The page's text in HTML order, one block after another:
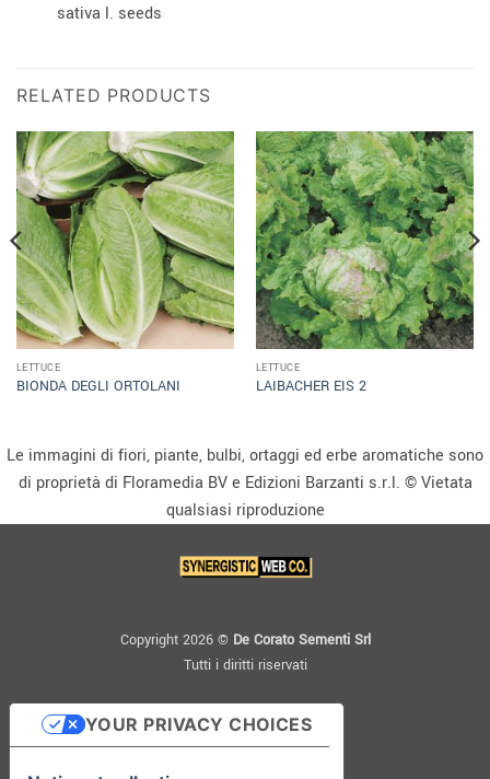
sativa l. seeds
RELATED PRODUCTS
LETTUCE
BIONDA DEGLI ORTOLANI
LETTUCE
LAIBACHER EIS 2
Le immagini di fiori, piante, bulbi, ortaggi ed erbe aromatiche sono
di proprietà di Floramedia BV e Edizioni Barzanti s.r.l. © Vietata
qualsiasi riproduzione
Copyright 2026 © De Corato Sementi Srl
Tutti i diritti riservati
YOUR PRIVACY CHOICES